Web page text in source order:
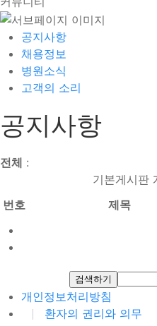
공지사항
채용정보
병원소식
고객의 소리
공지사항
전체 :
기본게시판
번호
제목
개인정보처리방침
환자의 권리와 의무